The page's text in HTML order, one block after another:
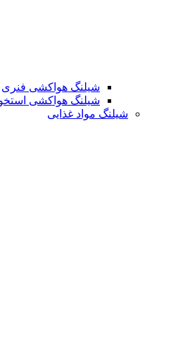
شیلنگ هواکشی فنری
شیلنگ هواکشی
شیلنگ مواد غذایی